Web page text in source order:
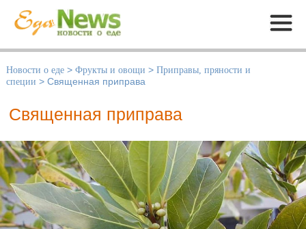
Меню
Новости о еде > Фрукты и овощи > Приправы, пряности и
специи > Священная приправа
Священная приправа